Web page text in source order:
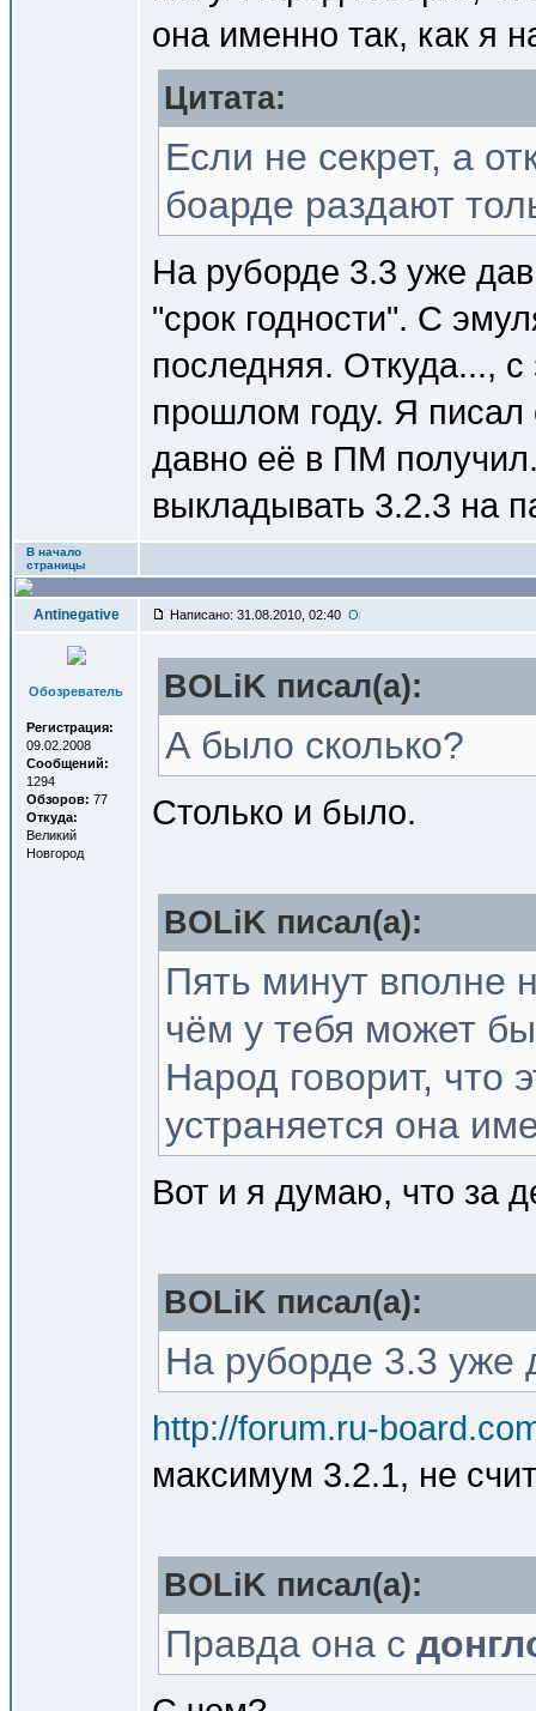
она именно так, как я
Цитата:
Если не секрет, а
боарде раздают
На руборде 3.3 уже
"срок годности". С
последняя. Откуда..., с
прошлом году. Я писал
давно её в ПМ
выкладывать 3.2.3 на
В начало
страницы
Antinegative Написано: 31.08.2010, 02:40
Обозреватель
Регистрация:
09.02.2008
Сообщений:
1294
Обзоров: 77
Откуда:
Великий
Новгород
BOLiK писал(a):
А было сколько?
Столько и было.
BOLiK писал(a):
Пять минут вполне
чём у тебя может
Народ говорит, что
устраняется она
Вот и я думаю, что за
BOLiK писал(a):
На руборде 3.3 уже
http://forum.ru-
максимум 3.2.1, не
BOLiK писал(a):
Правда она с